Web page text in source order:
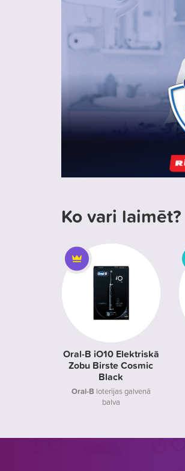
Ko vari laimēt?
Oral-B iO10 Elektriskā
Zobu Birste Cosmic
Black
Oral-B loterijas galvenā
balva